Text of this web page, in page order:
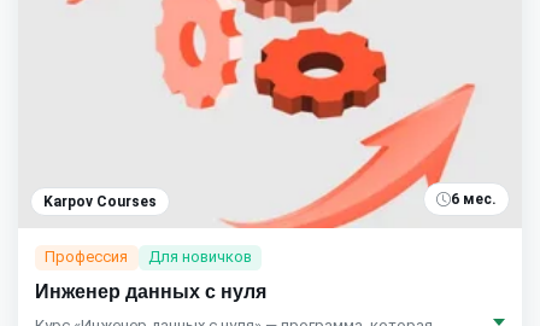
Karpov Courses 6 мес.
Профессия Для новичков
Инженер данных с нуля